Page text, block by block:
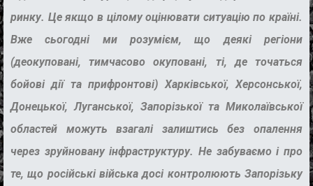
ринку. Це якщо в цілому оцінювати ситуацію по країні.
Вже сьогодні ми розумієм, що деякі регіони
(деокуповані, тимчасово окуповані, ті, де точаться
бойові дії та прифронтові) Харківської, Херсонської,
Донецької, Луганської, Запорізької та Миколаївської
областей можуть взагалі залиштись без опалення
через зруйновану інфраструктуру. Не забуваємо і про
те, що російські війська досі контролюють Запорізьку